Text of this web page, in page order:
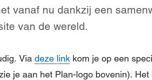
vanaf nu dankzij een
van de wereld.
Via deze link kom je op een
je aan het Plan-logo bovenin).